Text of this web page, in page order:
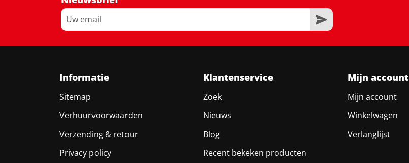
Informatie
Sitemap
Verhuurvoorwaarden
Verzending & retour
Privacy policy
Klantenservice
Zoek
Nieuws
Blog
Recent bekeken producten
Mijn account
Mijn account
Winkelwagen
Verlanglijst